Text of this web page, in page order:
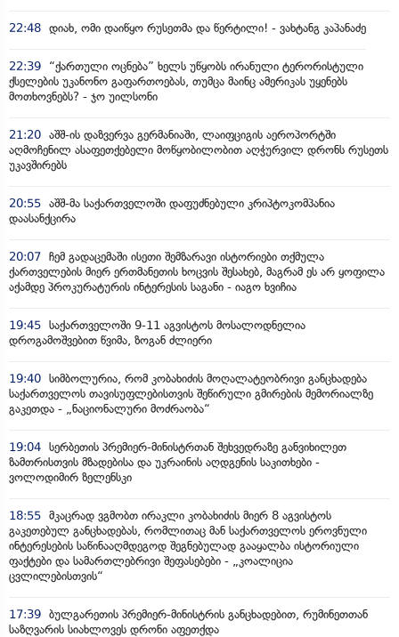
22:48 დიახ, ომი დაიწყო რუსეთმა და წერტილი! - ვახტანგ კაპანაძე
22:39
“ქართული ოცნება” ხელს უწყობს ირანული ტერორისტული
ქსელების უკანონო გაფართოებას, თუმცა მაინც ამერიკას უყენებს
მოთხოვნებს? - ჯო უილსონი
21:20 აშშ-ის დაზვერვა გერმანიაში, ლაიფციგის აეროპორტში
აღმოჩენილ ასაფეთქებელი მოწყობილობით აღჭურვილ დრონს რუსეთს
უკავშირებს
20:55 აშშ-მა საქართველოში დაფუძნებული კრიპტოკომპანია
დაასანქცირა
20:07 ჩემ გადაცემაში ისეთი შემზარავი ისტორიები თქმულა
ქართველების მიერ ერთმანეთის ხოცვის შესახებ, მაგრამ ეს არ ყოფილა
აქამდე პროკურატურის ინტერესის საგანი - იაგო ხვიჩია
19:45 საქართველოში 9-11 აგვისტოს მოსალოდნელია
დროგამოშვებით წვიმა, ზოგან ძლიერი
19:40 სიმბოლურია, რომ კობახიძის მოღალატეობრივი განცხადება
საქართველოს თავისუფლებისთვის შეწირული გმირების მემორიალზე
გაკეთდა - „ნაციონალური მოძრაობა“
19:04 სერბეთის პრემიერ-მინისტრთან შეხვედრაზე განვიხილეთ
ზამთრისთვის მზადებისა და უკრაინის აღდგენის საკითხები -
ვოლოდიმირ ზელენსკი
18:55 მკაცრად ვგმობთ ირაკლი კობახიძის მიერ 8 აგვისტოს
გაკეთებულ განცხადებას, რომლითაც მან საქართველოს ეროვნული
ინტერესების საწინააღმდეგოდ შეგნებულად გააყალბა ისტორიული
ფაქტები და სამართლებრივი შეფასებები - „კოალიცია
ცვლილებისთვის“
17:39 ბულგარეთის პრემიერ-მინისტრის განცხადებით, რუმინეთთან
საზღვარის სიახლოვეს დრონი აფეთქდა